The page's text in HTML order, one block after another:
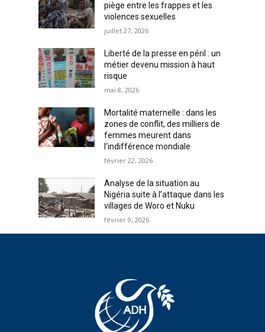
piège entre les frappes et les
violences sexuelles
juillet 27, 2026
Liberté de la presse en péril : un
métier devenu mission à haut
risque
mai 8, 2026
Mortalité maternelle : dans les
zones de conflit, des milliers de
femmes meurent dans
l’indifférence mondiale
février 22, 2026
Analyse de la situation au
Nigéria suite à l’attaque dans les
villages de Woro et Nuku
février 9, 2026